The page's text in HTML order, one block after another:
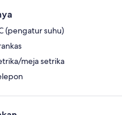
(pengatur suhu)
meja setrika